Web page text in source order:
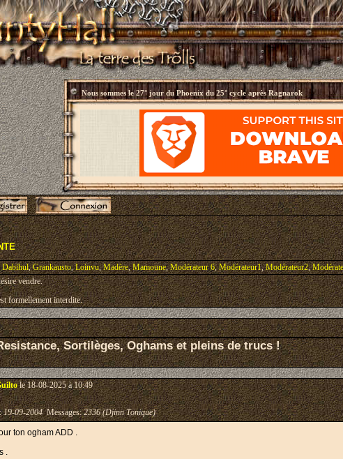
Nous sommes le27° jour du Phoenix du 25° cycle après Ragnarok
Dabihul,Grankausto,Loinvu,Madère,Mamoune,Modérateur 6,Modérateur1,Modérateur2,
vendre.
formellement interdite.
Sortilèges, Oghams et pleins de trucs !
le 18-08-2025 à 10:49
19-09-2004Messages:2336 (Djinn Tonique)
ton ogham ADD .
.